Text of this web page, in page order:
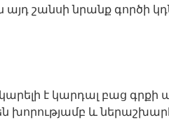
շանսի նրանք գործի
է կարդալ բաց գրքի
խորությամբ և